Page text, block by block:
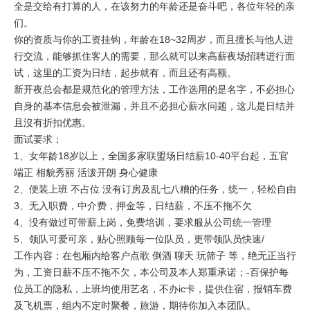
全是交给有打算的人，在该努力的年龄还是奋斗吧，各位年轻的亲
们。
你的资质与你的工资挂钩，年龄在18~32周岁，而且擅长与他人进
行交流，能够抓住客人的需要，那么就可以来高薪夜场招聘进行面
试，这里的工资为日结，起步就有，而且还有高额。
新开夜总会都是规范化的管理方法，工作选用的是名字，不必担心
自身的基本信息会被泄漏，并且不必担心薪水问题，这儿是日结并
且沒有折扣优惠。
面试要求；
1、女年龄18岁以上，全国多家联盟场日结薪10-40平台起，五官
端正 相貌秀丽 活泼开朗 身心健康
2、便装上班 不占位 没有订房及乱七八糟的任务，统一，轻松自由
3、无入职费，中介费，押金等，日结薪，不压不拖不欠
4、没有做过可带薪上岗，免费培训，要求服从公司统一管理
5、领队可爱可亲，贴心照顾每一位队员，更带领队员快速/
工作内容；在包厢内给客户点歌 倒酒 聊天 玩筛子 等，绝无正当行
为，工资日薪不压不拖不欠，本公司及本人郑重承诺；-百保护每
位员工的隐私，上班均使用艺名，不办ic卡，提供住宿，报销车费
及飞机票，组内不定时聚餐，旅游，期待你加入本团队。